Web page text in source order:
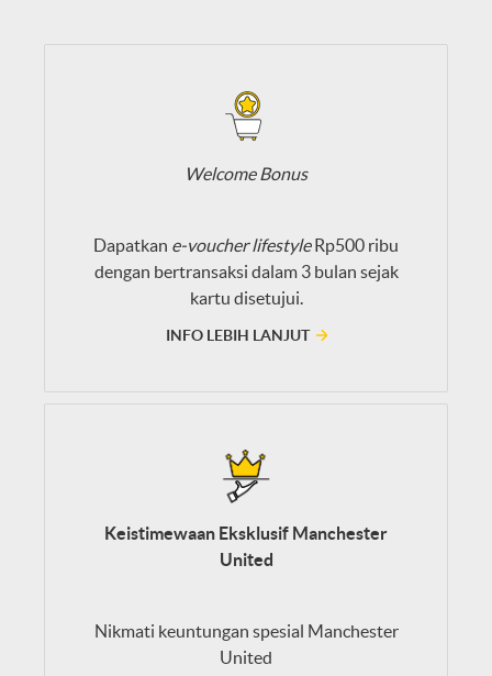
Welcome Bonus
Dapatkan e-voucher lifestyleRp500 ribu
dengan bertransaksi dalam 3 bulan sejak
kartu disetujui.
INFO LEBIH LANJUT
Keistimewaan Eksklusif Manchester
United
Nikmati keuntungan spesial Manchester
United